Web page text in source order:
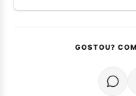
GOSTOU?